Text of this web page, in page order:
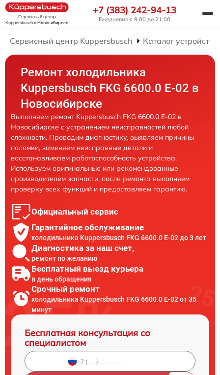
Сервисный центр
Kuppersbuschв Новосибирске
+7 (383) 242-94-13
Ежедневно с 9:00 до 21:00
Сервисный центр Kuppersbusch Каталог устройств
Ремонт холодильника
Kuppersbusch FKG 6600.0 E-02 в
Новосибирске
Выполняем ремонт Kuppersbusch FKG 6600.0 E-02 в
Новосибирске с устранением неисправностей любой
сложности. Проводим диагностику, выявляем причины
поломки, заменяем неисправные детали и
восстанавливаем работоспособность устройства.
Используем оригинальные или рекомендованные
производителем запчасти, после ремонта выполняем
проверку всех функций и предоставляем гарантию.
Официальный сервис
Гарантийное обслуживание
холодильника Kuppersbusch FKG 6600.0 E-02 до 3 лет
Диагностика за наш счет,
ремонт по желанию
Бесплатный выезд курьера
в день обращения
Срочный ремонт
холодильника Kuppersbusch FKG 6600.0 E-02 от 35
минут
Бесплатная консультация со
специалистом